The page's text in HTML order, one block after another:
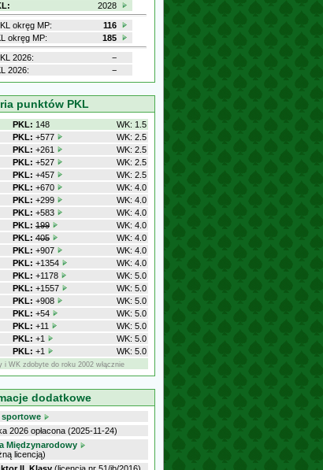
2028
okręg MP:
116
okręg MP:
185
2026:
−
2026:
−
punktów PKL
PKL: 148
WK: 1.5
PKL: +577
WK: 2.5
PKL: +261
WK: 2.5
PKL: +527
WK: 2.5
PKL: +457
WK: 2.5
PKL: +670
WK: 4.0
PKL: +299
WK: 4.0
PKL: +583
WK: 4.0
PKL: 199
WK: 4.0
PKL: 405
WK: 4.0
PKL: +907
WK: 4.0
PKL: +1354
WK: 4.0
PKL: +1178
WK: 5.0
PKL: +1557
WK: 5.0
PKL: +908
WK: 5.0
PKL: +54
WK: 5.0
PKL: +11
WK: 5.0
PKL: +1
WK: 5.0
PKL: +1 WK: 5.0
i WK zdobyte do roku 2002 włącznie
dodatkowe
sportowe
2026 opłacona (2025-11-24)
Międzynarodowy
licencją)